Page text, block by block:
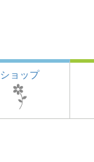
ショップ